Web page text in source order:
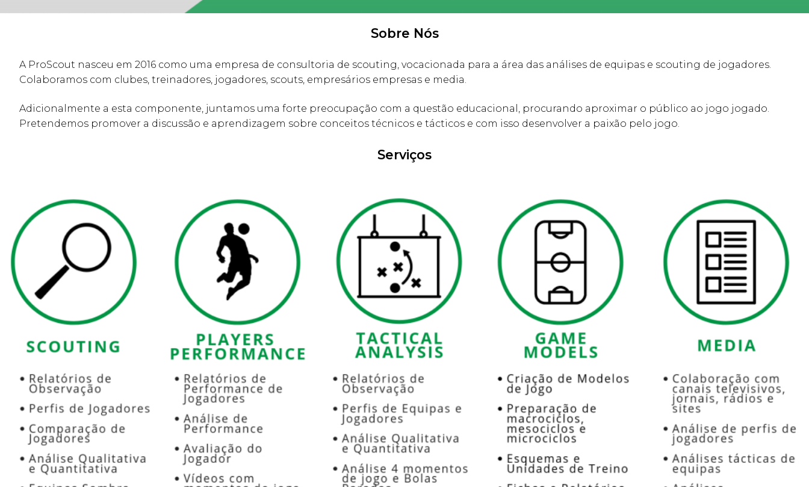
Sobre Nós
A ProScout nasceu em 2016 como uma empresa de consultoria de scouting, vocacionada para a área das análises de equipas e scouting de jogadores.
Colaboramos com clubes, treinadores, jogadores, scouts, empresários empresas e media.
Adicionalmente a esta componente, juntamos uma forte preocupação com a questão educacional, procurando aproximar o público ao jogo jogado.
Pretendemos promover a discussão e aprendizagem sobre conceitos técnicos e tácticos e com isso desenvolver a paixão pelo jogo.
Serviços